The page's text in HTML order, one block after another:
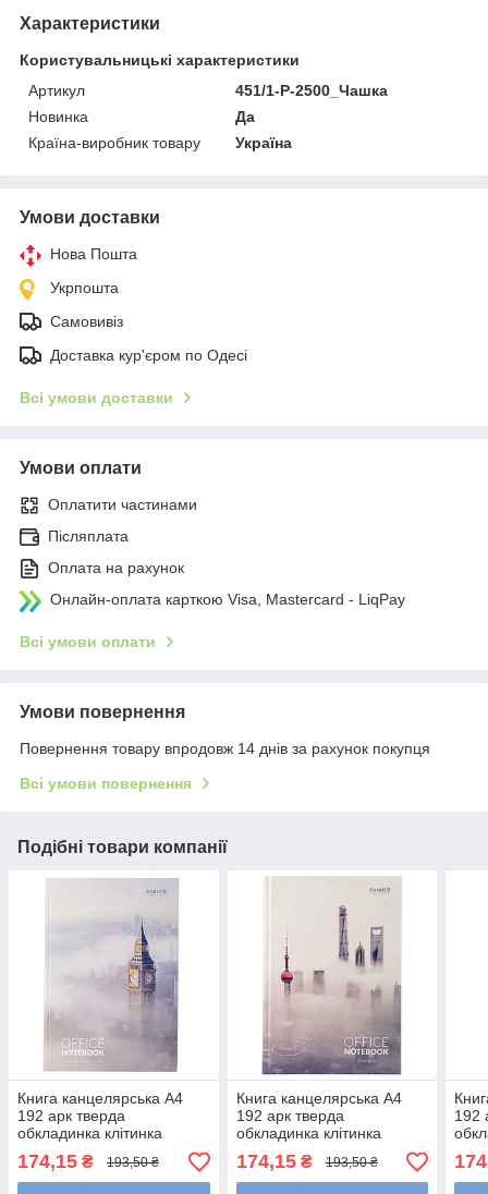
Характеристики
Користувальницькі характеристики
Артикул
451/1-P-2500_Чашка
Новинка
Да
Країна-виробник товару
Україна
Умови доставки
Нова Пошта
Укрпошта
Самовивіз
Доставка кур'єром по Одесі
Всі умови доставки
Умови оплати
Оплатити частинами
Післяплата
Оплата на рахунок
Онлайн-оплата карткою Visa, Mastercard - LiqPay
Всі умови оплати
Умови повернення
Повернення товару впродовж 14 днів за рахунок покупця
Всі умови повернення
Подібні товари компанії
Книга канцелярська А4
192 арк тверда
обкладинка клітинка
London
174,15 ₴ 193,50 ₴
Книга канцелярська А4
192 арк тверда
обкладинка клітинка
Shanghai
174,15₴ 193,50 ₴
192